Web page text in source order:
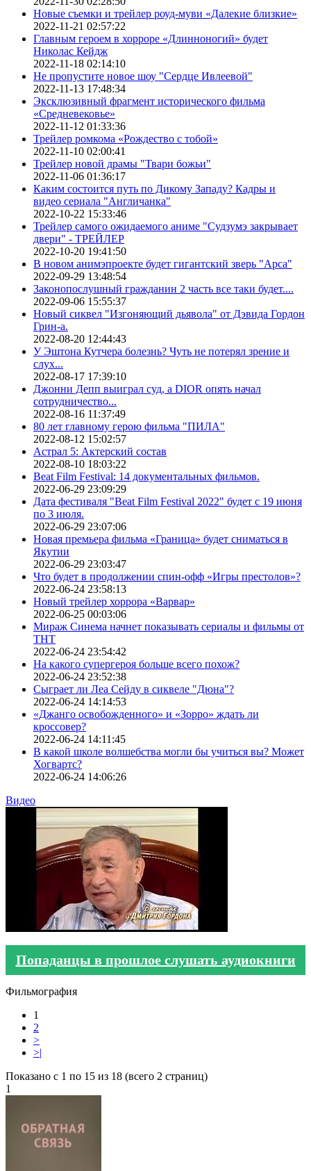
Новые съемки и трейлер роуд-муви «Далекие близкие»
2022-11-21 02:57:22
Главным героем в хорроре «Длинноногий» будет
Николас Кейдж
2022-11-18 02:14:10
Не пропустите новое шоу "Сердце Ивлеевой"
2022-11-13 17:48:34
Эксклюзивный фрагмент исторического фильма
«Средневековье»
2022-11-12 01:33:36
Трейлер ромкома «Рождество с тобой»
2022-11-10 02:00:41
Трейлер новой драмы "Твари божьи"
2022-11-06 01:36:17
Каким состоится путь по Дикому Западу? Кадры и
видео сериала "Англичанка"
2022-10-22 15:33:46
Трейлер самого ожидаемого аниме "Судзумэ закрывает
двери" - ТРЕЙЛЕР
2022-10-20 19:41:50
В новом анимэпроекте будет гигантский зверь "Арса"
2022-09-29 13:48:54
Законопослушный гражданин 2 часть все таки будет....
2022-09-06 15:55:37
Новый сиквел "Изгоняющий дьявола" от Дэвида Гордон
Грин-а.
2022-08-20 12:44:43
У Эштона Кутчера болезнь? Чуть не потерял зрение и
слух...
2022-08-17 17:39:10
Джонни Депп выиграл суд, а DIOR опять начал
сотрудничество...
2022-08-16 11:37:49
80 лет главному герою фильма "ПИЛА"
2022-08-12 15:02:57
Астрал 5: Актерский состав
2022-08-10 18:03:22
Beat Film Festival: 14 документальных фильмов.
2022-06-29 23:09:29
Дата фестиваля "Beat Film Festival 2022" будет с 19 июня
по 3 июля.
2022-06-29 23:07:06
Новая премьера фильма «Граница» будет сниматься в
Якутии
2022-06-29 23:03:47
Что будет в продолжении спин-офф «Игры престолов»?
2022-06-24 23:58:13
Новый трейлер хоррора «Варвар»
2022-06-25 00:03:06
Мираж Синема начнет показывать сериалы и фильмы от
ТНТ
2022-06-24 23:54:42
На какого супергероя больше всего похож?
2022-06-24 23:52:38
Сыграет ли Леа Сейду в сиквеле "Дюна"?
2022-06-24 14:14:53
«Джанго освобожденного» и «Зорро» ждать ли
кроссовер?
2022-06-24 14:11:45
В какой школе волшебства могли бы учиться вы? Может
Хогвартс?
2022-06-24 14:06:26
Видео
Попаданцы в прошлое слушать аудиокниги
Фильмография
1
2
>
>|
Показано с 1 по 15 из 18 (всего 2 страниц)
1